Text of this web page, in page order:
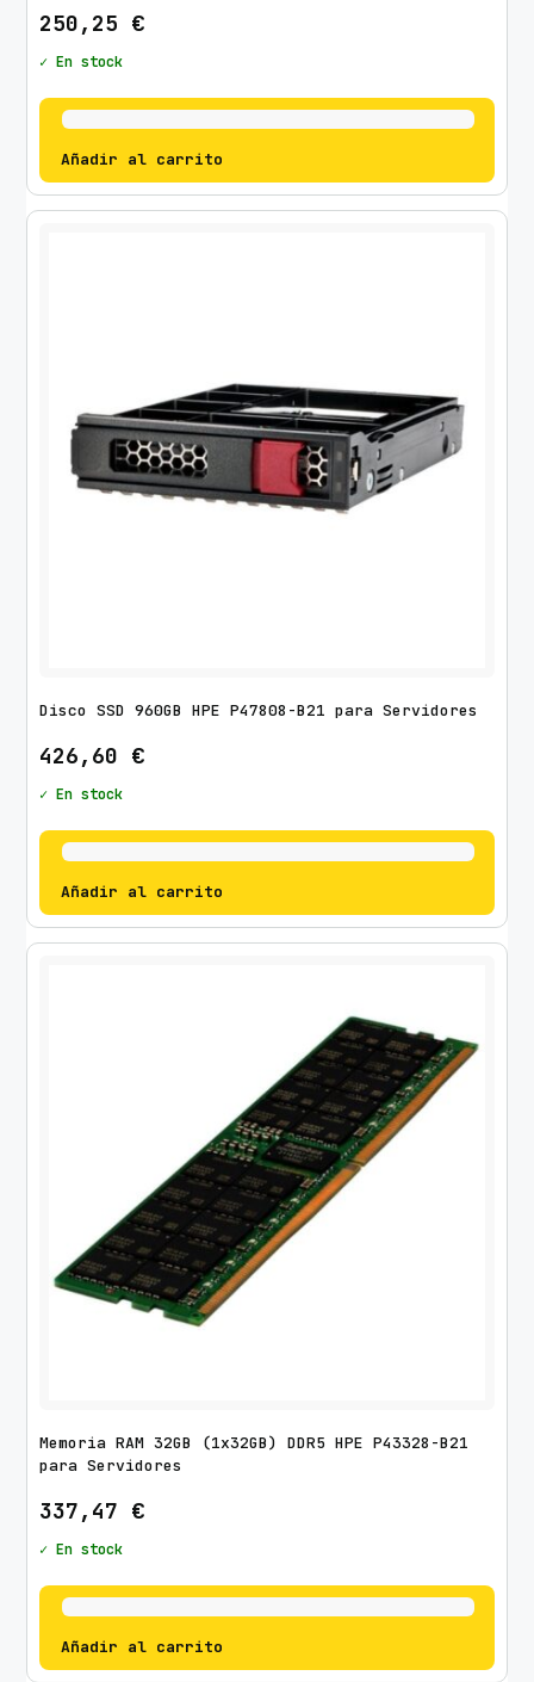
250,25 €
✓ En stock
Añadir al carrito
Disco SSD 960GB HPE P47808-B21 para Servidores
426,60 €
✓ En stock
Añadir al carrito
Memoria RAM 32GB (1x32GB) DDR5 HPE P43328-B21
para Servidores
337,47 €
✓ En stock
Añadir al carrito